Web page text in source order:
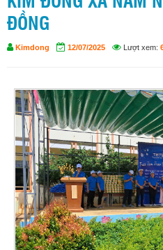
ĐỒNG
Kimdong 12/07/2025 Lượt xem: